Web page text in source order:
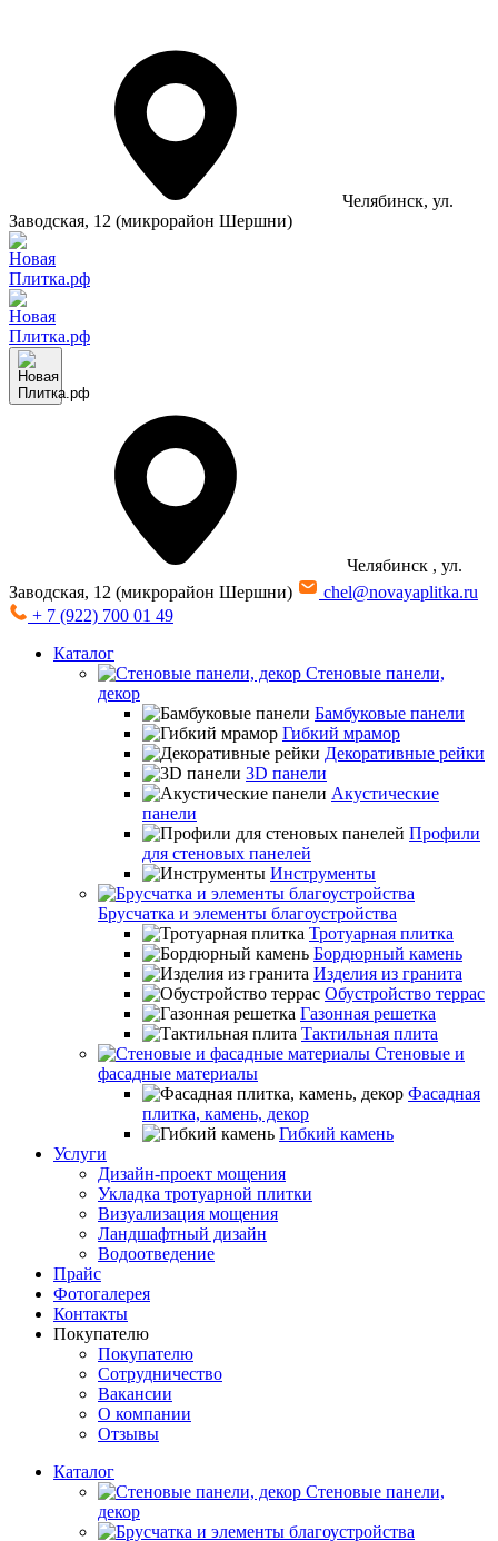
Челябинск, ул.
Заводская, 12 (микрорайон Шершни)
Челябинск , ул.
Заводская, 12 (микрорайон Шершни)
chel@novayaplitka.ru
+ 7 (922) 700 01 49
Каталог
Стеновые панели,
декор
Бамбуковые панели
Гибкий мрамор
Декоративные рейки
3D панели
Акустические
панели
Профили
для стеновых панелей
Инструменты
Брусчатка и элементы благоустройства
Тротуарная плитка
Бордюрный камень
Изделия из гранита
Обустройство террас
Газонная решетка
Тактильная плита
Стеновые и
фасадные материалы
Фасадная
плитка, камень, декор
Гибкий камень
Услуги
Дизайн-проект мощения
Укладка тротуарной плитки
Визуализация мощения
Ландшафтный дизайн
Водоотведение
Прайс
Фотогалерея
Контакты
Покупателю
Покупателю
Сотрудничество
Вакансии
О компании
Отзывы
Каталог
Стеновые панели,
декор